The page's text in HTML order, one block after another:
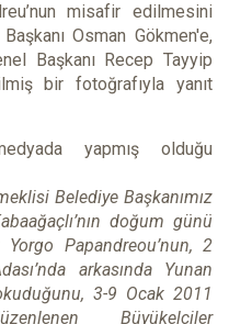
misafir edilmesini
Osman Gökmen'e,
Başkanı Recep Tayyip
bir fotoğrafıyla yanıt
yapmış olduğu
Belediye Başkanımız
doğum günü
Papandreou’nun, 2
arkasında Yunan
3-9 Ocak 2011
Büyükelçiler